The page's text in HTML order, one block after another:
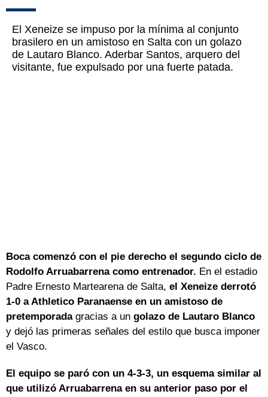
El Xeneize se impuso por la mínima al conjunto
brasilero en un amistoso en Salta con un golazo
de Lautaro Blanco. Aderbar Santos, arquero del
visitante, fue expulsado por una fuerte patada.
Boca comenzó con el pie derecho el segundo ciclo de
Rodolfo Arruabarrena como entrenador. En el estadio
Padre Ernesto Martearena de Salta, el Xeneize derrotó
1-0 a Athletico Paranaense en un amistoso de
pretemporadagracias a un golazo de Lautaro Blanco
y dejó las primeras señales del estilo que busca imponer
el Vasco.
El equipo se paró con un 4-3-3, un esquema similar al
que utilizó Arruabarrena en su anterior paso por el